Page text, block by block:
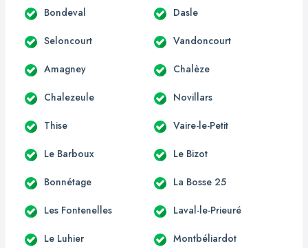
Bondeval Dasle
Seloncourt Vandoncourt
Amagney Chalèze
Chalezeule Novillars
Thise Vaire-le-Petit
Le Barboux Le Bizot
Bonnétage La Bosse 25
Les Fontenelles Laval-le-Prieuré
Le Luhier Montbéliardot